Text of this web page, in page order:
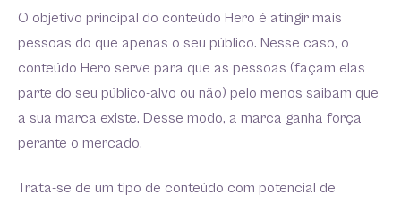
O objetivo principal do conteúdo Hero é atingir mais
pessoas do que apenas o seu público. Nesse caso, o
conteúdo Hero serve para que as pessoas (façam elas
parte do seu público-alvo ou não) pelo menos saibam que
a sua marca existe. Desse modo, a marca ganha força
perante o mercado.
Trata-se de um tipo de conteúdo com potencial de